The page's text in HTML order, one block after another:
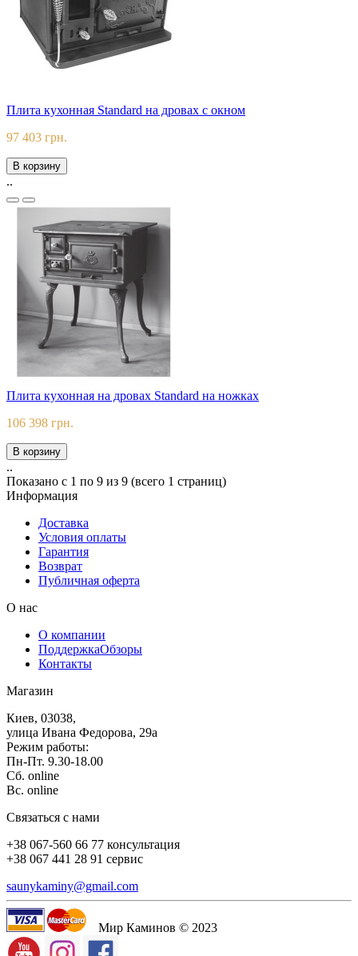
Плита кухонная Standard на дровах c окном
97 403 грн.
В корзину
..
Плита кухонная на дровах Standard на ножках
106 398 грн.
В корзину
..
Показано с 1 по 9 из 9 (всего 1 страниц)
Информация
Доставка
Условия оплаты
Гарантия
Возврат
Публичная оферта
О нас
О компании
ПоддержкаОбзоры
Контакты
Магазин
Киев, 03038,
улица Ивана Федорова, 29а
Режим работы:
Пн-Пт. 9.30-18.00
Сб. online
Вс. online
Связаться с нами
+38 067-560 66 77 консультация
+38 067 441 28 91 сервис
saunykaminy@gmail.com
Мир Каминов © 2023